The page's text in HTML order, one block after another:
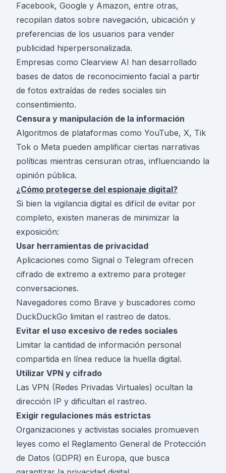
Facebook, Google y Amazon, entre otras,
recopilan datos sobre navegación, ubicación y
preferencias de los usuarios para vender
publicidad hiperpersonalizada.
Empresas como Clearview AI han desarrollado
bases de datos de reconocimiento facial a partir
de fotos extraídas de redes sociales sin
consentimiento.
Censura y manipulación de la información
Algoritmos de plataformas como YouTube, X, Tik
Tok o Meta pueden amplificar ciertas narrativas
políticas mientras censuran otras, influenciando la
opinión pública.
¿Cómo protegerse del espionaje digital?
Si bien la vigilancia digital es difícil de evitar por
completo, existen maneras de minimizar la
exposición:
Usar herramientas de privacidad
Aplicaciones como Signal o Telegram ofrecen
cifrado de extremo a extremo para proteger
conversaciones.
Navegadores como Brave y buscadores como
DuckDuckGo limitan el rastreo de datos.
Evitar el uso excesivo de redes sociales
Limitar la cantidad de información personal
compartida en línea reduce la huella digital.
Utilizar VPN y cifrado
Las VPN (Redes Privadas Virtuales) ocultan la
dirección IP y dificultan el rastreo.
Exigir regulaciones más estrictas
Organizaciones y activistas sociales promueven
leyes como el Reglamento General de Protección
de Datos (GDPR) en Europa, que busca